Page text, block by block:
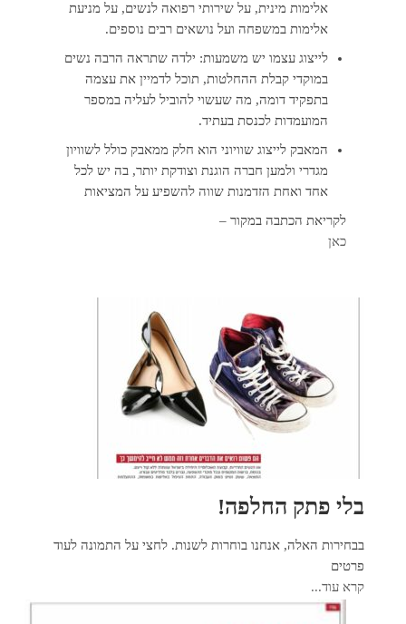
אלימות מינית, על שירותי רפואה לנשים, על מניעת
אלימות במשפחה ועל נושאים רבים נוספים.
לייצוג עצמו יש משמעות: ילדה שתראה הרבה נשים
במוקדי קבלת ההחלטות, תוכל לדמיין את עצמה
בתפקיד דומה, מה שעשוי להוביל לעליה במספר
המועמדות לכנסת בעתיד.
המאבק לייצוג שוויוני הוא חלק ממאבק כולל לשוויון
מגדרי ולמען חברה הוגנת וצודקת יותר, בה יש לכל
אחד ואחת הזדמנות שווה להשפיע על המציאות
לקריאת הכתבה במקור –
כאן
בלי פתק החלפה!
בבחירות האלה, אנחנו בוחרות לשנות. לחצי על התמונה לעוד
פרטים
קרא עוד...